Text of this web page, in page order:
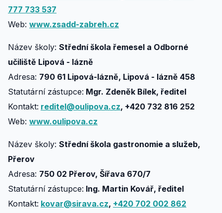
777 733 537
Web: www.zsadd-zabreh.cz
Název školy: Střední škola řemesel a Odborné
učiliště Lipová - lázně
Adresa: 790 61 Lipová-lázně, Lipová - lázně 458
Statutární zástupce: Mgr. Zdeněk Bílek, ředitel
Kontakt: reditel@oulipova.cz, +420 732 816 252
Web: www.oulipova.cz
Název školy: Střední škola gastronomie a služeb,
Přerov
Adresa: 750 02 Přerov, Šířava 670/7
Statutární zástupce: Ing. Martin Kovář, ředitel
Kontakt: kovar@sirava.cz, +420 702 002 862